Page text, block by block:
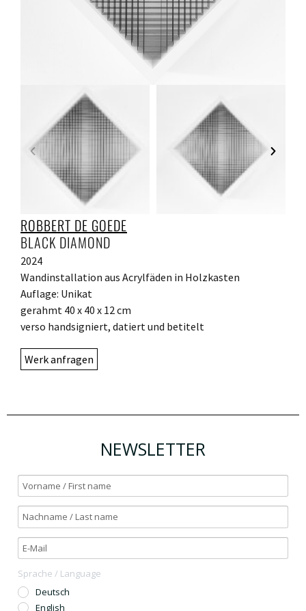
ROBBERT DE GOEDE
BLACK DIAMOND
2024
Wandinstallation aus Acrylfäden in Holzkasten
Auflage: Unikat
gerahmt 40 x 40 x 12 cm
verso handsigniert, datiert und betitelt
Werk anfragen
NEWSLETTER
Sprache / Language
Deutsch
English